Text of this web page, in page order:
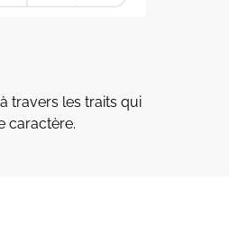
travers les traits qui
caractère.